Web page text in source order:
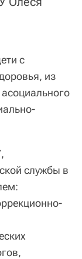
с
из
службы в